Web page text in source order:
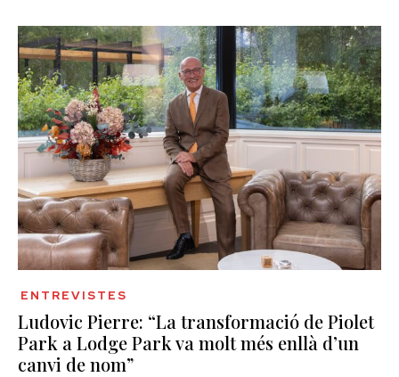
ENTREVISTES
Ludovic Pierre: “La transformació de Piolet
Park a Lodge Park va molt més enllà d’un
canvi de nom”